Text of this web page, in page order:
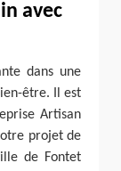
avec
dans une
être. Il est
Artisan
projet de
de Fontet